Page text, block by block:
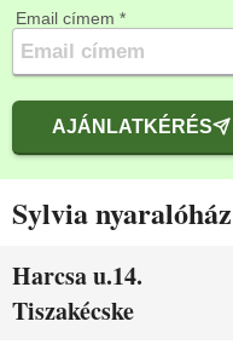
Email címem *
AJÁNLATKÉRÉS
Sylvia
Harcsa u.14.
Tiszakécske